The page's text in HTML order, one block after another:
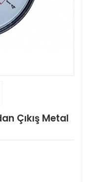
Çıkış Metal